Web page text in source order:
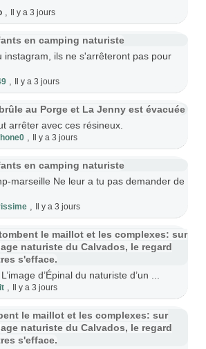
Il y a 3 jours
en camping naturiste
instagram, ils ne s'arrêteront pas pour
Il y a 3 jours
au Porge et La Jenny est évacuée
arrêter avec ces résineux.
Il y a 3 jours
en camping naturiste
marseille Ne leur a tu pas demander de
Il y a 3 jours
le maillot et les complexes: sur
naturiste du Calvados, le regard
s'efface.
d’Épinal du naturiste d’un ...
Il y a 3 jours
le maillot et les complexes: sur
naturiste du Calvados, le regard
s'efface.